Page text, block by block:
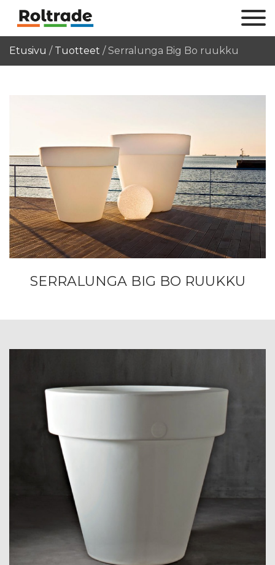
Etusivu / Tuotteet /Serralunga Big Bo ruukku
SERRALUNGA BIG BO RUUKKU